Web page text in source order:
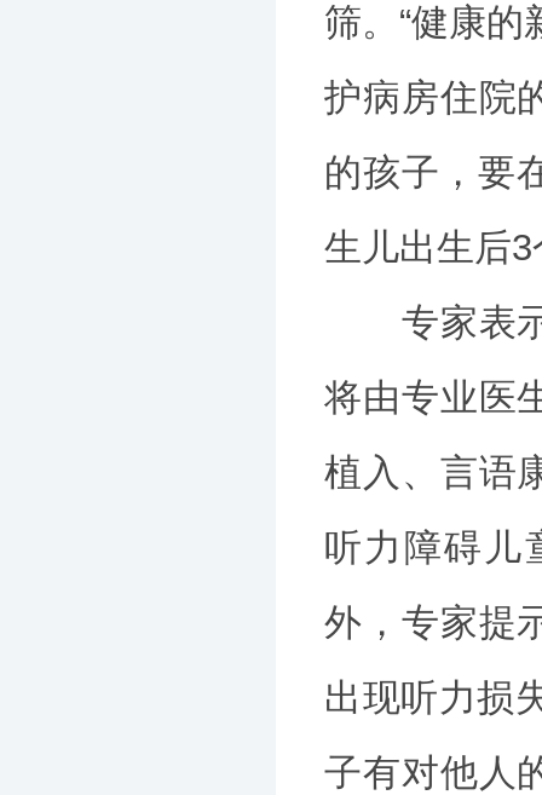
筛。“健康
护病房住院
的孩子，要
生儿出生后
专家表示
将由专业医
植入、言语
听力障碍儿
外，专家提
出现听力损
子有对他人